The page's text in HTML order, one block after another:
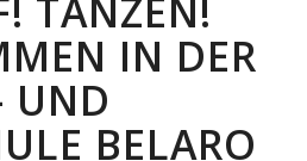
TANZEN!
IN DER
UND
BELARO